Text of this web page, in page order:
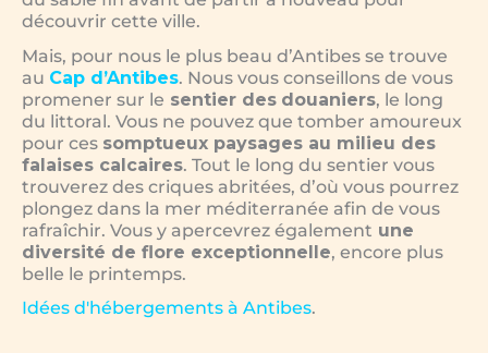
découvrir cette ville.
Mais, pour nous le plus beau d’Antibes se trouve
au Cap d’Antibes. Nous vous conseillons de vous
promener sur le sentier des douaniers, le long
du littoral. Vous ne pouvez que tomber amoureux
pour ces somptueux paysages au milieu des
falaises calcaires. Tout le long du sentier vous
trouverez des criques abritées, d’où vous pourrez
plongez dans la mer méditerranée afin de vous
rafraîchir. Vous y apercevrez également une
diversité de flore exceptionnelle, encore plus
belle le printemps.
Idées d'hébergements à Antibes.